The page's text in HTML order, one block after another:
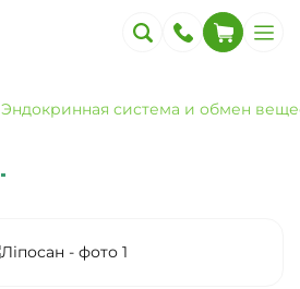
Эндокринная система и обмен